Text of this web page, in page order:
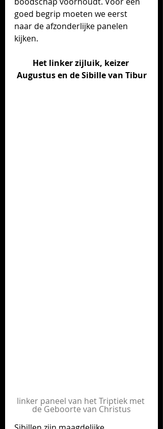
goed begrip moeten we eerst
naar de afzonderlijke panelen
kijken.
Het linker zijluik, keizer
Augustus en de Sibille van Tibur
linker paneel van het Triptiek met
de Geboorte van Christus